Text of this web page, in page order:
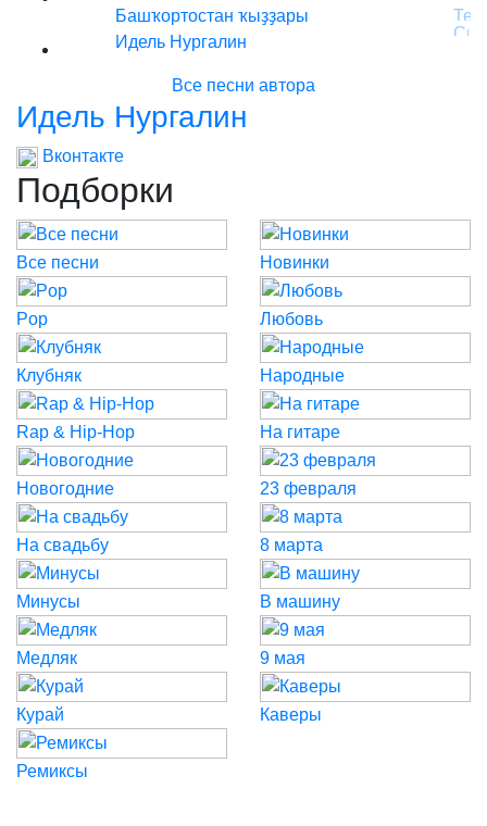
Башҡортостан ҡыҙҙары
Идель Нургалин
Все песни автора
Идель Нургалин
Вконтакте
Подборки
Все песни Новинки
Pop Любовь
Клубняк Народные
Rap & Hip-Hop На гитаре
Новогодние 23 февраля
На свадьбу 8 марта
Минусы В машину
Медляк 9 мая
Курай Каверы
Ремиксы